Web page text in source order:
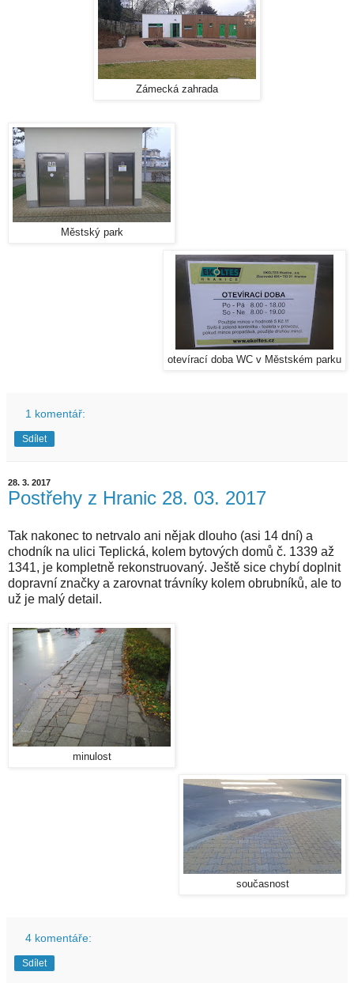
Zámecká zahrada
Městský park
otevírací doba WC v Městském parku
1 komentář:
Sdílet
28. 3. 2017
Postřehy z Hranic 28. 03. 2017
Tak nakonec to netrvalo ani nějak dlouho (asi 14 dní) a
chodník na ulici Teplická, kolem bytových domů č. 1339 až
1341, je kompletně rekonstruovaný. Ještě sice chybí doplnit
dopravní značky a zarovnat trávníky kolem obrubníků, ale to
už je malý detail.
minulost
současnost
4 komentáře:
Sdílet